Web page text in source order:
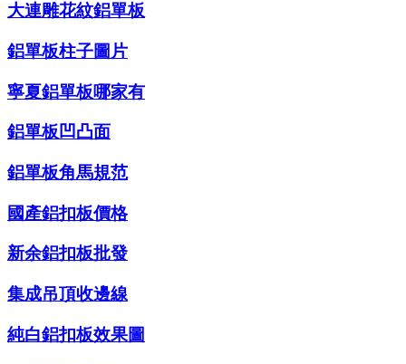
大連雕花紋鋁單板
鋁單板柱子圖片
寧夏鋁單板哪家有
鋁單板凹凸面
鋁單板角馬規范
國產鋁扣板價格
新余鋁扣板批發
集成吊頂收邊線
純白鋁扣板效果圖